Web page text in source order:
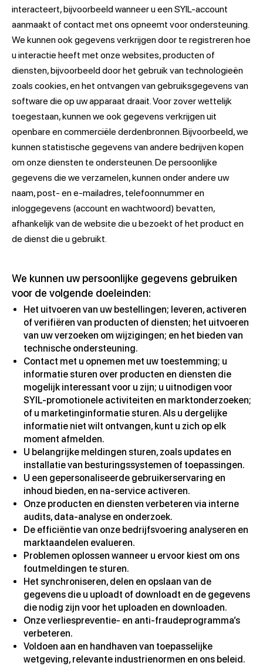
interacteert, bijvoorbeeld wanneer u een SYIL-account
aanmaakt of contact met ons opneemt voor ondersteuning.
We kunnen ook gegevens verkrijgen door te registreren hoe
u interactie heeft met onze websites, producten of
diensten, bijvoorbeeld door het gebruik van technologieën
zoals cookies, en het ontvangen van gebruiksgegevens van
software die op uw apparaat draait. Voor zover wettelijk
toegestaan, kunnen we ook gegevens verkrijgen uit
openbare en commerciële derdenbronnen. Bijvoorbeeld, we
kunnen statistische gegevens van andere bedrijven kopen
om onze diensten te ondersteunen. De persoonlijke
gegevens die we verzamelen, kunnen onder andere uw
naam, post- en e-mailadres, telefoonnummer en
inloggegevens (account en wachtwoord) bevatten,
afhankelijk van de website die u bezoekt of het product en
de dienst die u gebruikt.
We kunnen uw persoonlijke gegevens gebruiken
voor de volgende doeleinden:
Het uitvoeren van uw bestellingen; leveren, activeren
of verifiëren van producten of diensten; het uitvoeren
van uw verzoeken om wijzigingen; en het bieden van
technische ondersteuning.
Contact met u opnemen met uw toestemming; u
informatie sturen over producten en diensten die
mogelijk interessant voor u zijn; u uitnodigen voor
SYIL-promotionele activiteiten en marktonderzoeken;
of u marketinginformatie sturen. Als u dergelijke
informatie niet wilt ontvangen, kunt u zich op elk
moment afmelden.
U belangrijke meldingen sturen, zoals updates en
installatie van besturingssystemen of toepassingen.
U een gepersonaliseerde gebruikerservaring en
inhoud bieden, en na-service activeren.
Onze producten en diensten verbeteren via interne
audits, data-analyse en onderzoek.
De efficiëntie van onze bedrijfsvoering analyseren en
marktaandelen evalueren.
Problemen oplossen wanneer u ervoor kiest om ons
foutmeldingen te sturen.
Het synchroniseren, delen en opslaan van de
gegevens die u uploadt of downloadt en de gegevens
die nodig zijn voor het uploaden en downloaden.
Onze verliespreventie- en anti-fraudeprogramma’s
verbeteren.
Voldoen aan en handhaven van toepasselijke
wetgeving, relevante industrienormen en ons beleid.